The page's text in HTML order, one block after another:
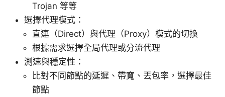
Trojan 等等
選擇代理模式：
直連（Direct）與代理（Proxy）模式的切換
根據需求選擇全局代理或分流代理
測速與穩定性：
比對不同節點的延遲、帶寬、丟包率，選擇最佳
節點